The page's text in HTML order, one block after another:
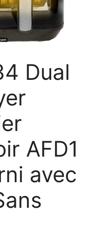
Dual
AFD1
avec